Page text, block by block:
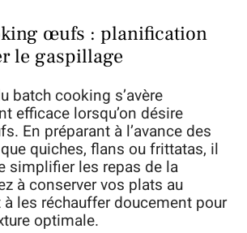
œufs : planification
le gaspillage
batch cooking s’avère
efficace lorsqu’on désire
En préparant à l’avance des
quiches, flans ou frittatas, il
simplifier les repas de la
à conserver vos plats au
les réchauffer doucement pour
optimale.